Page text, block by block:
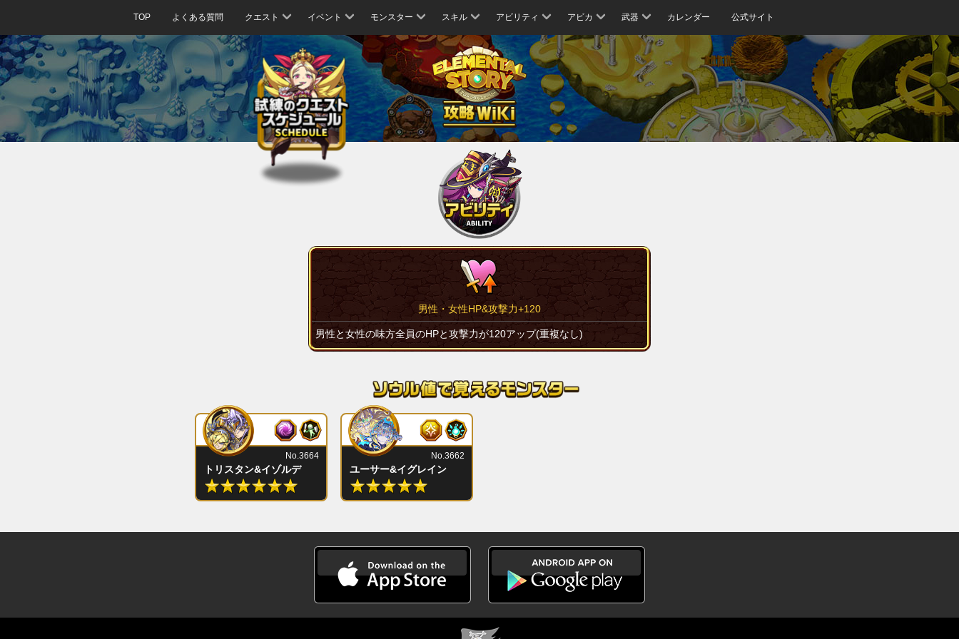
TOP よくある質問 クエスト イベント モンスター スキル アビリティ アビカ 武器 カレンダー 公式サイト
男性・女性HP&攻撃力+120
男性と女性の味方全員のHPと攻撃力が120アップ(重複なし)
トリスタン&イゾルデ
No.3664
ユーサー&イグレイン
No.3662